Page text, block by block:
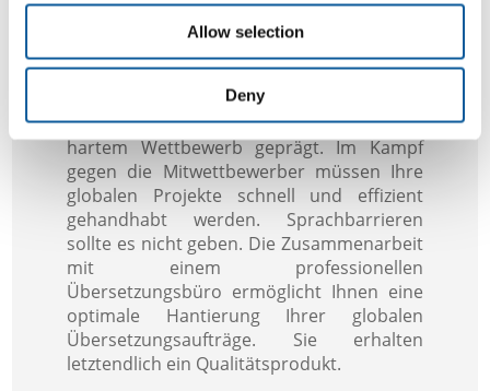
Allow selection
Deny
IT UND TELE
Die IT- und Telebranche macht zurzeit eine
enorme Entwicklung durch und ist von
hartem Wettbewerb geprägt. Im Kampf
gegen die Mitwettbewerber müssen Ihre
globalen Projekte schnell und effizient
gehandhabt werden. Sprachbarrieren
sollte es nicht geben. Die Zusammenarbeit
mit einem professionellen
Übersetzungsbüro ermöglicht Ihnen eine
optimale Hantierung Ihrer globalen
Übersetzungsaufträge. Sie erhalten
letztendlich ein Qualitätsprodukt.